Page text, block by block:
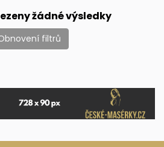
žádné výsledky
filtrů